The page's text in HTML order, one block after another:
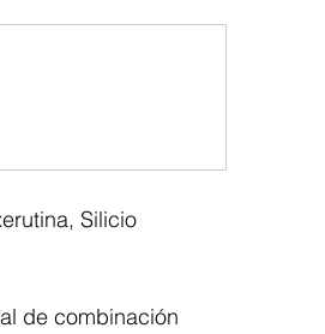
Silicio
de combinación